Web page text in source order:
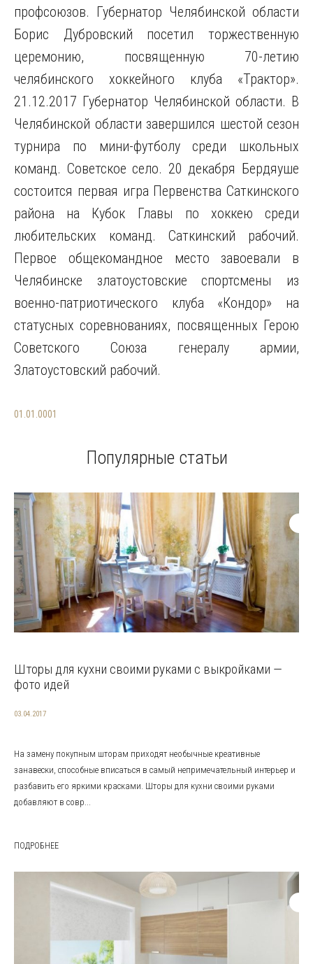
профсоюзов. Губернатор Челябинской области
Борис Дубровский посетил торжественную
церемонию, посвященную 70-летию
челябинского хоккейного клуба «Трактор».
21.12.2017 Губернатор Челябинской области. В
Челябинской области завершился шестой сезон
турнира по мини-футболу среди школьных
команд. Советское село. 20 декабря Бердяуше
состоится первая игра Первенства Саткинского
района на Кубок Главы по хоккею среди
любительских команд. Саткинский рабочий.
Первое общекомандное место завоевали в
Челябинске златоустовские спортсмены из
военно-патриотического клуба «Кондор» на
статусных соревнованиях, посвященных Герою
Советского Союза генералу армии,
Златоустовский рабочий.
01.01.0001
Популярные статьи
Шторы для кухни своими руками с выкройками —
фото идей
03.04.2017
На замену покупным шторам приходят необычные креативные
занавески, способные вписаться в самый непримечательный интерьер и
разбавить его яркими красками. Шторы для кухни своими руками
добавляют в совр...
ПОДРОБНЕЕ